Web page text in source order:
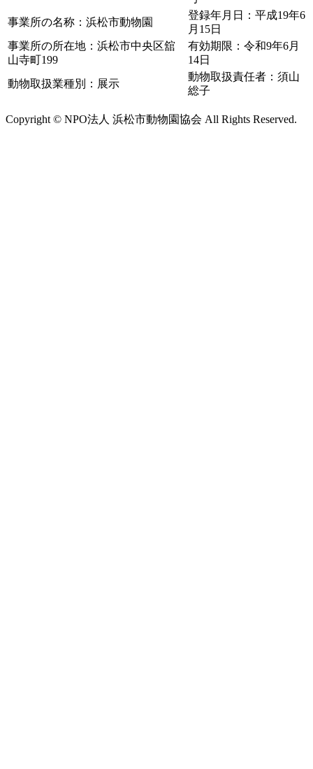
事業所の名称：浜松市動物園
登録年月日：平成19年6
月15日
事業所の所在地：浜松市中央区舘
山寺町199
有効期限：令和9年6月
14日
動物取扱業種別：展示
動物取扱責任者：須山
総子
Copyright © NPO法人 浜松市動物園協会 All Rights Reserved.